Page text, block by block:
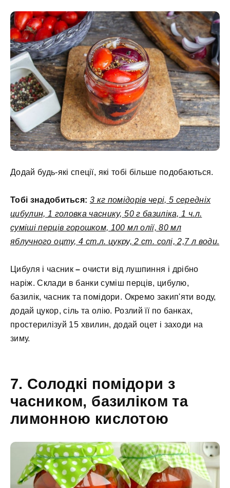
Додай будь-які спеції, які тобі більше подобаються.
Тобі знадобиться: 3 кг помідорів чері, 5 середніх
цибулин, 1 головка часнику, 50 г базиліка, 1 ч.л.
суміші перців горошком, 100 мл олії, 80 мл
яблучного оцту, 4 ст.л. цукру, 2 ст. солі, 2,7 л води.
Цибуля і часник– очисти від лушпиння і дрібно
наріж. Склади в банки суміш перців, цибулю,
базилік, часник та помідори. Окремо закип'яти воду,
додай цукор, сіль та олію. Розлий її по банках,
простерилізуй 15 хвилин, додай оцет і заходи на
зиму.
7. Солодкі помідори з
часником, базиліком та
лимонною кислотою